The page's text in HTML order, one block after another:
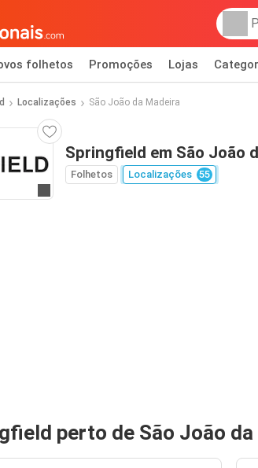
folhetos Promoções Lojas
Localizações São João da Madeira
Springfield em São João
Folhetos Localizações 55
perto de São João